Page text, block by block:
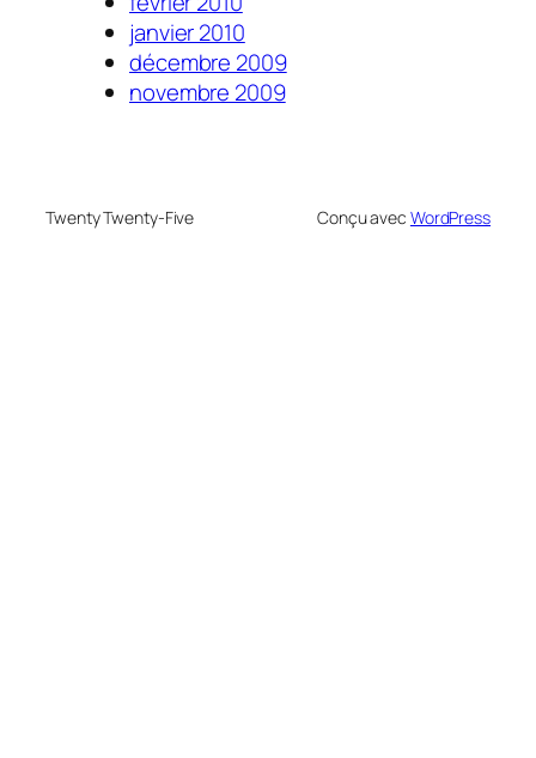
janvier 2010
décembre 2009
novembre 2009
Twenty Twenty-Five Conçu avec WordPress